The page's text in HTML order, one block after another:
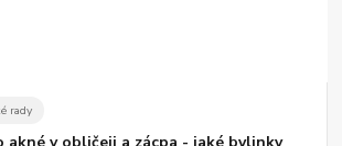
rady
akné v obličeji a zácpa - jaké bylinky